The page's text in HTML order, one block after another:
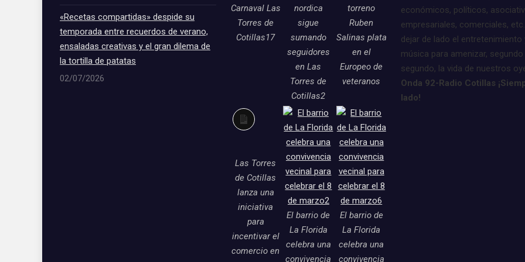
«Recetas compartidas» despide su
temporada entre recuerdos de verano,
ensaladas creativas y el gran dilema de
la tortilla de patatas
02/07/2026
Carnaval Las
Torres de
Cotillas17
nordica
sigue
sumando
seguidores
en Las
Torres de
Cotillas2
torreno
Ruben
Salinas plata
en el
Europeo de
veteranos
Larga
descripción
Las Torres
de Cotillas
lanza una
iniciativa
para
incentivar el
comercio en
El barrio de
La Florida
celebra una
convivencia
El barrio de
La Florida
celebra una
convivencia
económicos, políticos,
empresariales, comerciales,
dejar de lado el entretenimiento
música para amenizar, segundo
segundo, la vida de nuestros
Onda 92-Radio Cotillas
lado!